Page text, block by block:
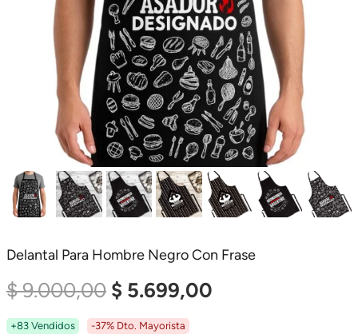
Delantal Para Hombre Negro Con Frase
$9.000,00 El
Precio
$ 5.699,00
+83 Vendidos -37% Dto. Mayorista